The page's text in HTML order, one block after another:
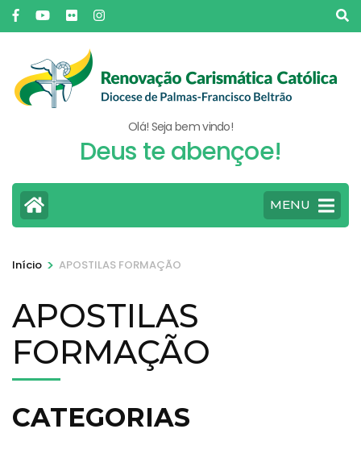
Pular
para
conteúdo
(pressione
Olá! Seja bem vindo!
Deus te abençoe!
MENU
Início > APOSTILAS FORMAÇÃO
APOSTILAS
FORMAÇÃO
CATEGORIAS